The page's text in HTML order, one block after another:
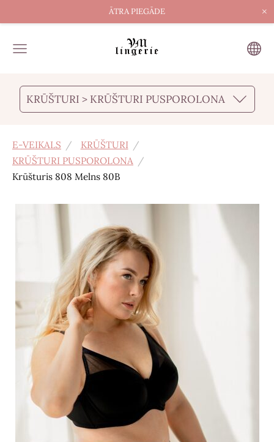
ĀTRA PIEGĀDE ×
KRŪŠTURI > KRŪŠTURI PUSPOROLONA
E-VEIKALS
KRŪŠTURI
KRŪŠTURI PUSPOROLONA
Krūšturis 808 Melns 80B